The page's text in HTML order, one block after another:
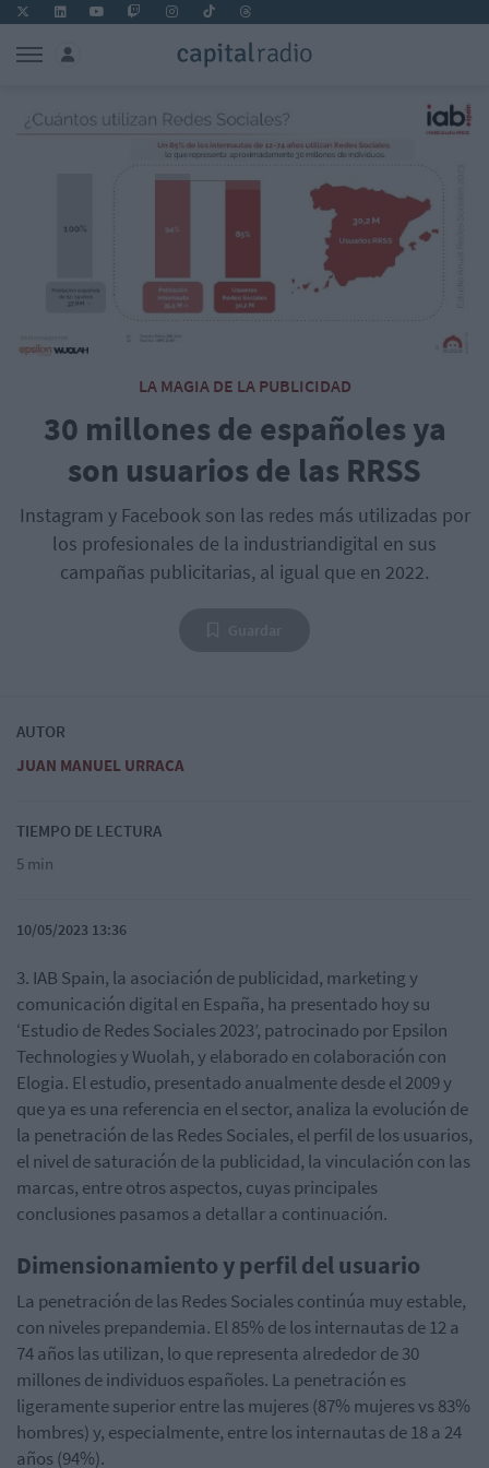
LA MAGIA DE LA PUBLICIDAD
30 millones de españoles ya
son usuarios de las RRSS
Instagram y Facebook son las redes más utilizadas por
los profesionales de la industriandigital en sus
campañas publicitarias, al igual que en 2022.
AUTOR
JUAN MANUEL URRACA
TIEMPO DE LECTURA
5 min
10/05/2023 13:36
3. IAB Spain, la asociación de publicidad, marketing y
comunicación digital en España, ha presentado hoy su
‘Estudio de Redes Sociales 2023’, patrocinado por Epsilon
Technologies y Wuolah, y elaborado en colaboración con
Elogia. El estudio, presentado anualmente desde el 2009 y
que ya es una referencia en el sector, analiza la evolución de
la penetración de las Redes Sociales, el perfil de los usuarios,
el nivel de saturación de la publicidad, la vinculación con las
marcas, entre otros aspectos, cuyas principales
conclusiones pasamos a detallar a continuación.
Dimensionamiento y perfil del usuario
La penetración de las Redes Sociales continúa muy estable,
con niveles prepandemia. El 85% de los internautas de 12 a
74 años las utilizan, lo que representa alrededor de 30
millones de individuos españoles. La penetración es
ligeramente superior entre las mujeres (87% mujeres vs 83%
hombres) y, especialmente, entre los internautas de 18 a 24
años (94%).